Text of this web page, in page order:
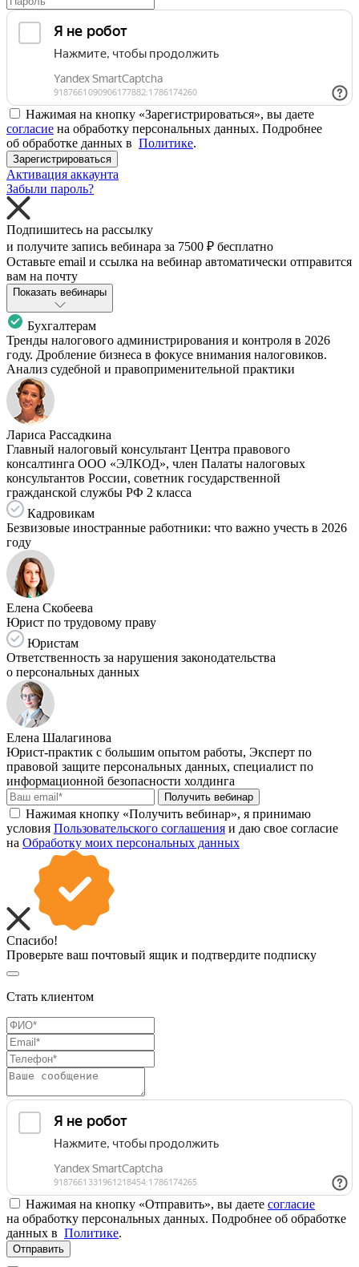
Нажимая на кнопку «Зарегистрироваться», вы даете
согласие на обработку персональных данных. Подробнее
об обработке данных в Политике.
Зарегистрироваться
Активация аккаунта
Забыли пароль?
Подпишитесь на рассылку
и получите запись вебинара за 7500 ₽ бесплатно
Оставьте email и ссылка на вебинар автоматически отправится
вам на почту
Показать вебинары
Бухгалтерам
Тренды налогового администрирования и контроля в 2026
году. Дробление бизнеса в фокусе внимания налоговиков.
Анализ судебной и правоприменительной практики
Лариса Рассадкина
Главный налоговый консультант Центра правового
консалтинга ООО «ЭЛКОД», член Палаты налоговых
консультантов России, советник государственной
гражданской службы РФ 2 класса
Кадровикам
Безвизовые иностранные работники: что важно учесть в 2026
году
Елена Скобеева
Юрист по трудовому праву
Юристам
Ответственность за нарушения законодательства
о персональных данных
Елена Шалагинова
Юрист-практик с большим опытом работы, Эксперт по
правовой защите персональных данных, специалист по
информационной безопасности холдинга
Получить вебинар
Нажимая кнопку «Получить вебинар», я принимаю
условия Пользовательского соглашения и даю свое согласие
на Обработку моих персональных данных
Спасибо!
Проверьте ваш почтовый ящик и подтвердите подписку
Стать клиентом
Нажимая на кнопку «Отправить», вы даете согласие
на обработку персональных данных. Подробнее об обработке
данных в Политике.
Отправить